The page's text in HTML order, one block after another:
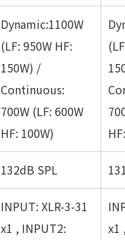
Dynamic:1100W
(LF: 950W HF:
150W) /
Continuous:
700W (LF: 600W
HF: 100W)
132dB SPL
INPUT: XLR-3-31
x1 , INPUT2:
x1